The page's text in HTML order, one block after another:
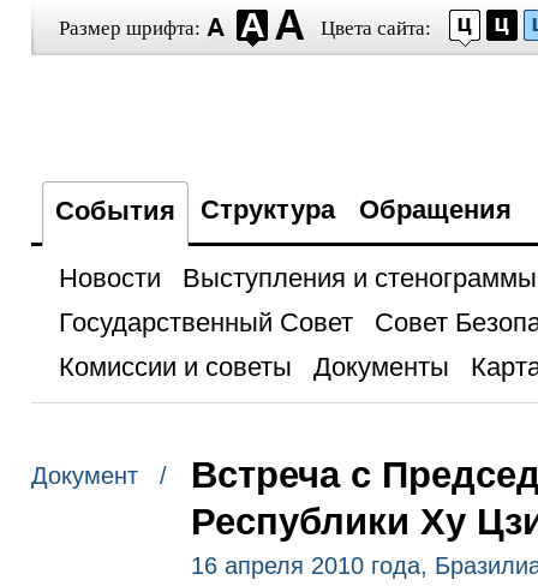
Размер шрифта: Цвета сайта:
События Структура Обращения
Новости
Выступления и стенограммы
Государственный Совет
Совет
Комиссии и советы
Документы
Документ /
Встреча с
Республики Ху
16 апреля 2010 года,